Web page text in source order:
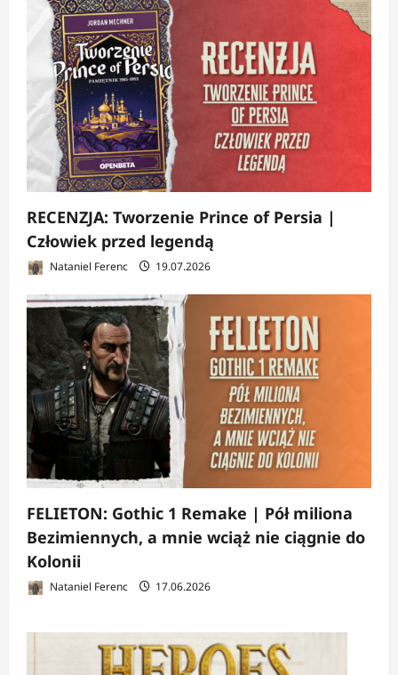
RECENZJA: Tworzenie Prince of Persia |
Człowiek przed legendą
Nataniel Ferenc 19.07.2026
FELIETON: Gothic 1 Remake | Pół miliona
Bezimiennych, a mnie wciąż nie ciągnie do
Kolonii
Nataniel Ferenc 17.06.2026